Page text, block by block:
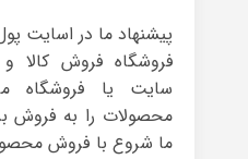
پیشنهاد ما در اسایت
فروشگاه فروش
سایت یا فروشگاه
محصولات را به فروش
ما شروع با فروش